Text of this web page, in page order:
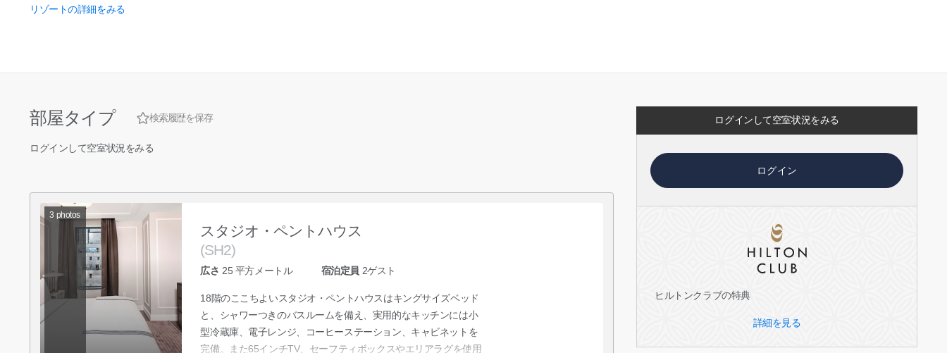
リゾートの詳細をみる
ログインして空室状況をみる
ログイン
ヒルトンクラブの特典
詳細を見る
部屋タイプ 検索履歴を保存
ログインして空室状況をみる
3 photos
スタジオ・ペントハウス
(SH2)
広さ 25 平方メートル 宿泊定員 2ゲスト
18階のここちよいスタジオ・ペントハウスはキングサイズベッド
と、シャワーつきのバスルームを備え、実用的なキッチンには小
型冷蔵庫、電子レンジ、コーヒーステーション、キャビネットを
完備。また65インチTV、セーフティボックスやエリアラグを使用